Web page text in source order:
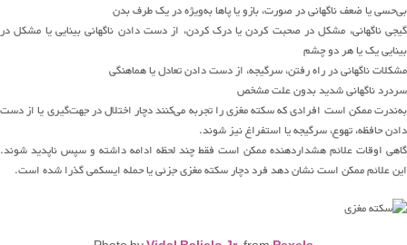
بیحسییا ضعف ناگهانیدرصورت، بازو یا پاهابهویژهدر یک طرف بدن
گیجی ناگهانی، مشکل در صحبت کردن یادرککردن، ازدست دادن ناگهانی بینایی یا مشکل در
بینایییک یا هر دو چشم
مشکلات ناگهانی در راه رفتن، سرگیجه، از دست دادن تعادل یا هماهنگی
سردرد ناگهانی شدید بدون علت مشخص
بهندرتممکن است افرادی کهسکته مغزیرا تجربه می‌کننددچار اختلال درجهتگیرییا از دست
دادن حافظه، تهوع، سرگیجه یا استفراغنیزشوند.
گاهی اوقات علائم هشداردهنده ممکن است فقط چند لحظه ادامه داشته و سپس ناپدید شوند.
این علائمممکن استنشاندهدفرد دچار سکته مغزی جزئی یا حمله ایسکمی گذرا شده است.